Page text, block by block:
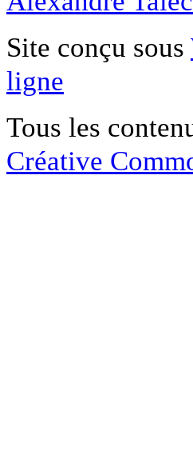
Site conçu sous
ligne
Tous les
Créative